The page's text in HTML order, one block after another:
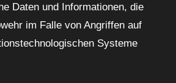
Daten und Informationen, die
im Falle von Angriffen auf
Systeme